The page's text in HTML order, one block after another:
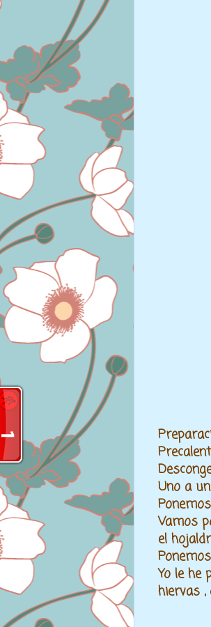
Uno a
Vamos
el
Yo le he
hiervas